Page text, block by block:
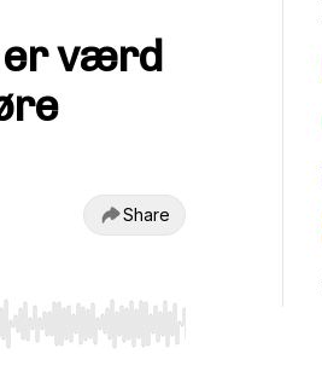
er værd
Share
to start or end. Hold shift to